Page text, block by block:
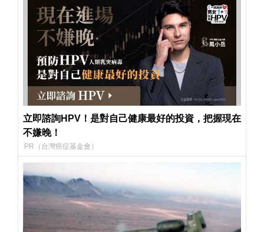
立即諮詢HPV！是對自己健康最好的投資，把握現在
不嫌晚！
PR（台灣癌症基金會）